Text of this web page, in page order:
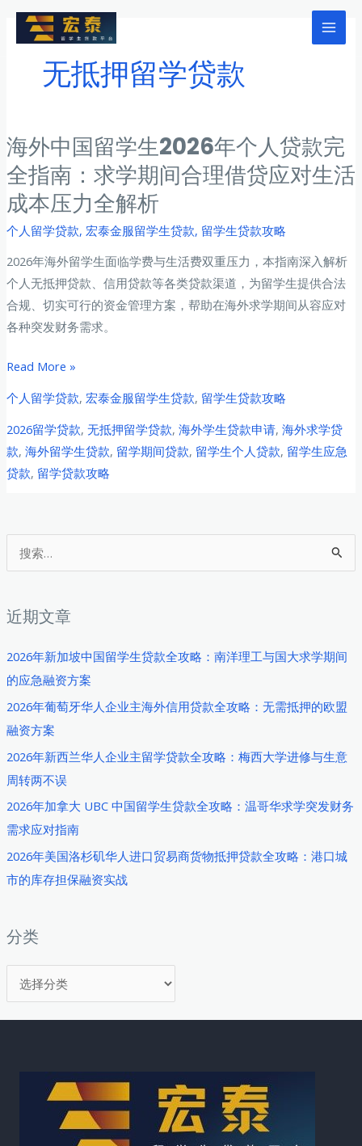
Main
索
近期文章
2026年新加坡中国留学生贷款全攻略：南洋理工与国大求学期间
的应急融资方案
2026年葡萄牙华人企业主海外信用贷款全攻略：无需抵押的欧盟
融资方案
2026年新西兰华人企业主留学贷款全攻略：梅西大学进修与生意
周转两不误
2026年加拿大 UBC 中国留学生贷款全攻略：温哥华求学突发财务
需求应对指南
2026年美国洛杉矶华人进口贸易商货物抵押贷款全攻略：港口城
市的库存担保融资实战
分类
类
无抵押留学贷款
海外中国留学生2026年个人贷款完
全指南：求学期间合理借贷应对生活
成本压力全解析
个人留学贷款, 宏泰金服留学生贷款, 留学生贷款攻略
2026年海外留学生面临学费与生活费双重压力，本指南深入解析
个人无抵押贷款、信用贷款等各类贷款渠道，为留学生提供合法
合规、切实可行的资金管理方案，帮助在海外求学期间从容应对
各种突发财务需求。
海
中
国
留
学
年
贷
款
完
全
南：
求
学
期
间
合
贷
对
成
本
Read More »
个人留学贷款, 宏泰金服留学生贷款, 留学生贷款攻略
2026留学贷款, 无抵押留学贷款, 海外学生贷款申请, 海外求学贷
款, 海外留学生贷款, 留学期间贷款, 留学生个人贷款, 留学生应急
贷款, 留学贷款攻略